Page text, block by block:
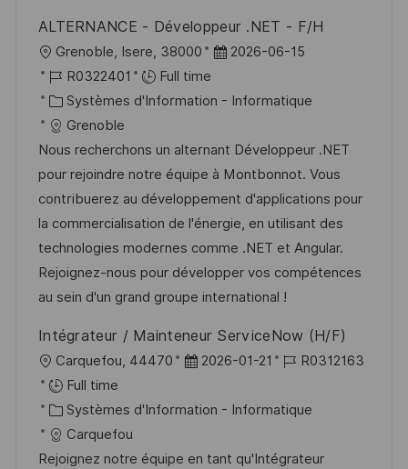
n
a
g
e
p
o
t
ALTERNANCE - Développeur .NET - F/H
o
c
a
l
i
s
a
t
i
o
Grenoble, Isere, 38000
D
t
d
’
a
f
f
i
c
a
g
2026-06-15
R
é
f
é
r
e
n
c
e
d
p
o
s
t
e
R0322401
Full time
C
a
t
é
g
o
r
i
e
Systèmes d'Information - Informatique
Grenoble
Nous recherchons un alternant Développeur .NET
pour rejoindre notre équipe à Montbonnot. Vous
contribuerez au développement d'applications pour
la commercialisation de l'énergie, en utilisant des
technologies modernes comme .NET et Angular.
Rejoignez-nous pour développer vos compétences
au sein d'un grand groupe international !
Intégrateur / Mainteneur ServiceNow (H/F)
o
c
a
l
Carquefou, 44470
D
t
d
2026-01-21
R
f
r
R0312163
Full time
C
a
t
Systèmes d'Information - Informatique
Carquefou
Rejoignez notre équipe en tant qu'Intégrateur